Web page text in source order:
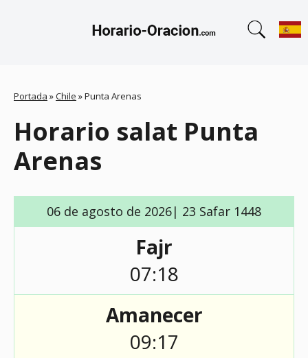
Portada »Chile »Punta Arenas
Horario salat Punta
Arenas
06 de agosto de 2026| 23 Safar 1448
Fajr
07:18
Amanecer
09:17